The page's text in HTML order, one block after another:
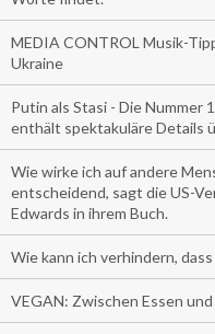
MEDIA CONTROL Musik-
Ukraine
Putin als Stasi - Die Nummer
enthält spektakuläre Details
Wie wirke ich auf andere
entscheidend, sagt die US-
Edwards in ihrem Buch.
Wie kann ich verhindern,
VEGAN: Zwischen Essen